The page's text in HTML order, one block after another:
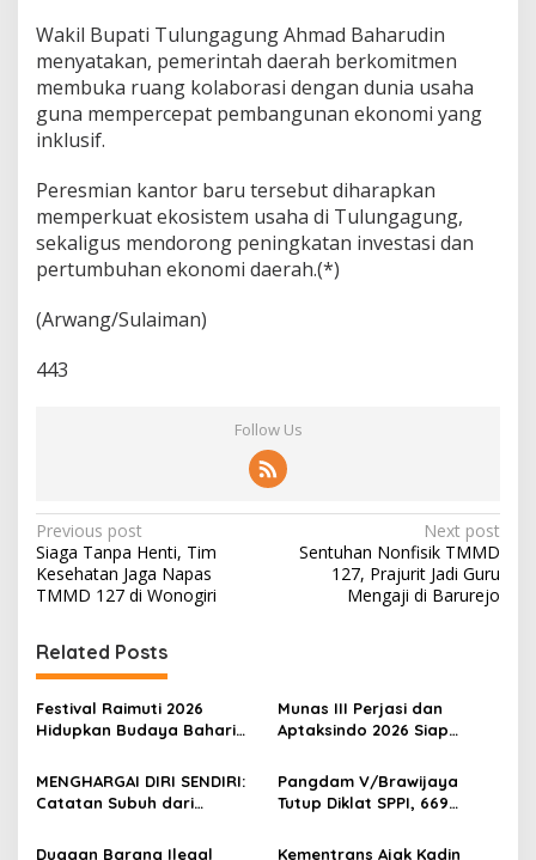
Wakil Bupati Tulungagung Ahmad Baharudin
menyatakan, pemerintah daerah berkomitmen
membuka ruang kolaborasi dengan dunia usaha
guna mempercepat pembangunan ekonomi yang
inklusif.
Peresmian kantor baru tersebut diharapkan
memperkuat ekosistem usaha di Tulungagung,
sekaligus mendorong peningkatan investasi dan
pertumbuhan ekonomi daerah.(*)
(Arwang/Sulaiman)
443
Follow Us
P
o
s
t
n
a
v
i
g
Previous post
Siaga Tanpa Henti, Tim
Kesehatan Jaga Napas
TMMD 127 di Wonogiri
Next post
Sentuhan Nonfisik TMMD
127, Prajurit Jadi Guru
Mengaji di Barurejo
Related Posts
Festival Raimuti 2026
Hidupkan Budaya Bahari
Munas III Perjasi dan
Aptaksindo 2026 Siap
Provinsi Akan Hadir
MENGHARGAI DIRI SENDIRI:
Catatan Subuh dari
Jawa
Pangdam V/Brawijaya
Tutup Diklat SPPI, 669
Penggerak Ekonomi Desa
Dugaan Barang Ilegal Kementrans Ajak Kadin